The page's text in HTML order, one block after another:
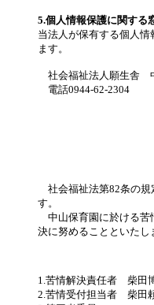
5.個人情報保護に関する
当法人が保有する個人
ます。
社会福祉法人願生舎
電話0944-62-2304
社会福祉法第82条の規
す。
中山保育園に於ける苦
決に努めることといた
1.苦情解決責任者 柴田
2.苦情受付担当者 柴田